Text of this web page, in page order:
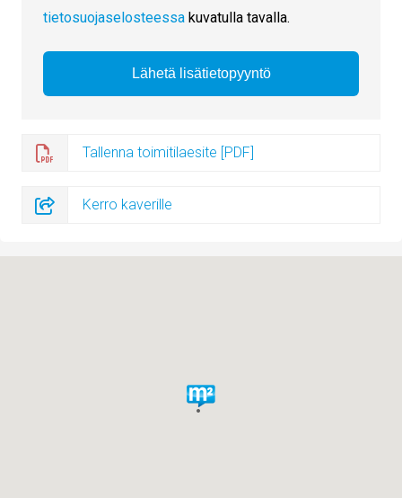
tietosuojaselosteessa kuvatulla tavalla.
Tallenna toimitilaesite [PDF]
Kerro kaverille